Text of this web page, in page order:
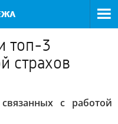
топ-3
страхов
с работой